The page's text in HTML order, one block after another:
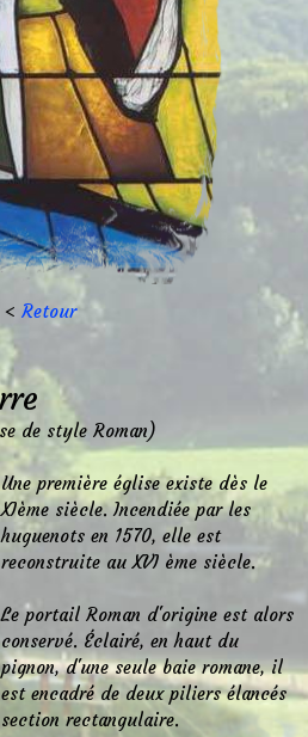
< Retour
de style Roman)
Une première église existe dès le
XIème siècle. Incendiée par les
huguenots en 1570, elle est
reconstruite au XVI ème siècle.
Le portail Roman d'origine est alors
conservé. Éclairé, en haut du
pignon, d'une seule baie romane, il
est encadré de deux piliers élancés
section rectangulaire.